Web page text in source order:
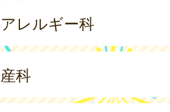
アレルギー科
産科